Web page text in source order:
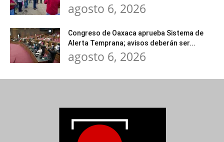
agosto 6, 2026
Congreso de Oaxaca aprueba Sistema de
Alerta Temprana; avisos deberán ser...
agosto 6, 2026